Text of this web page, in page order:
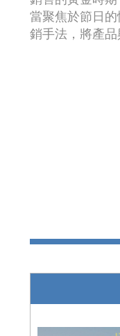
當聚焦於節日
銷手法，將產